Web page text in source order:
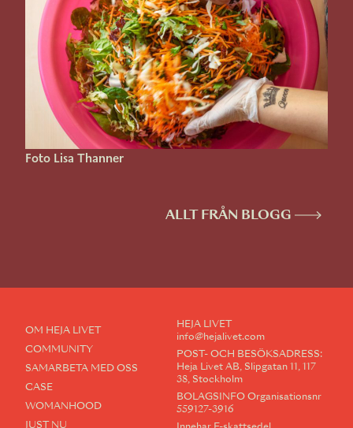
Foto Lisa Thanner
ALLT FRÅN BLOGG
OM HEJA LIVET
COMMUNITY
SAMARBETA MED OSS
CASE
WOMANHOOD
HEJA LIVET
info@hejalivet.com
POST- OCH BESÖKSADRESS:
Heja Livet AB, Slipgatan 11, 117
38, Stockholm
BOLAGSINFO Organisationsnr
559127-3916